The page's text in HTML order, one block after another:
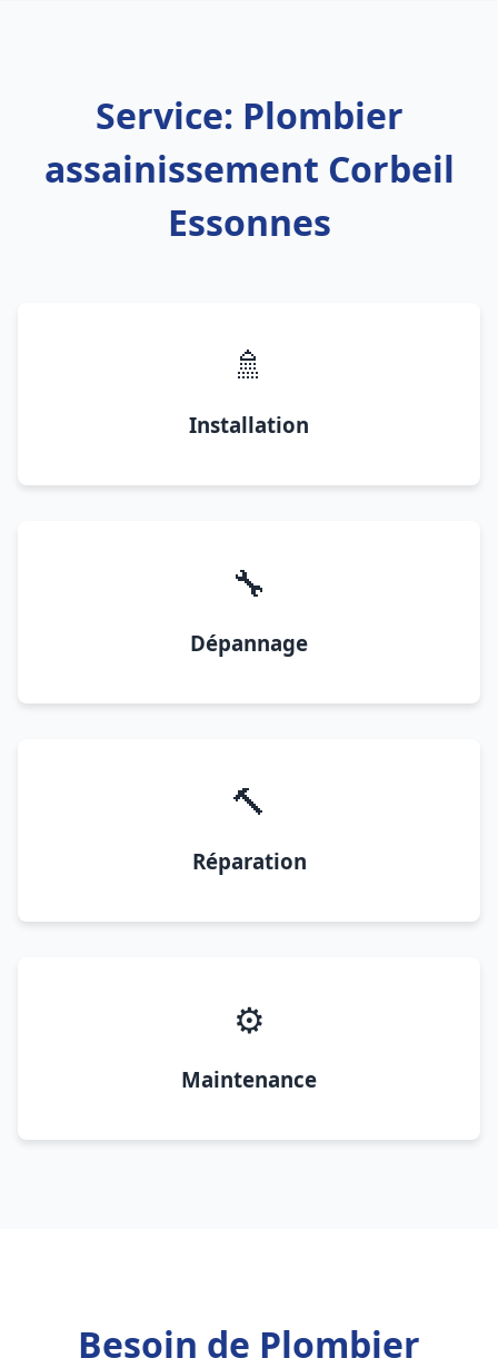
Service: Plombier
assainissement Corbeil
Essonnes
🚿
Installation
🔧
Dépannage
🔨
Réparation
⚙️
Maintenance
Besoin de Plombier